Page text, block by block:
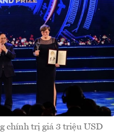
chính trị giá 3 triệu USD